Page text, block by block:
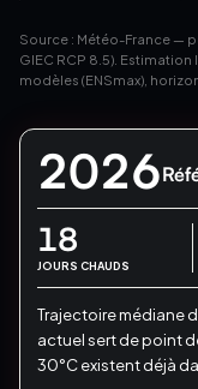
Source : Météo-France —
GIEC RCP 8.5).
modèles (ENSmax),
2026
18
JOURS CHAUDS
Trajectoire médiane
actuel sert de point
30°C existent déjà